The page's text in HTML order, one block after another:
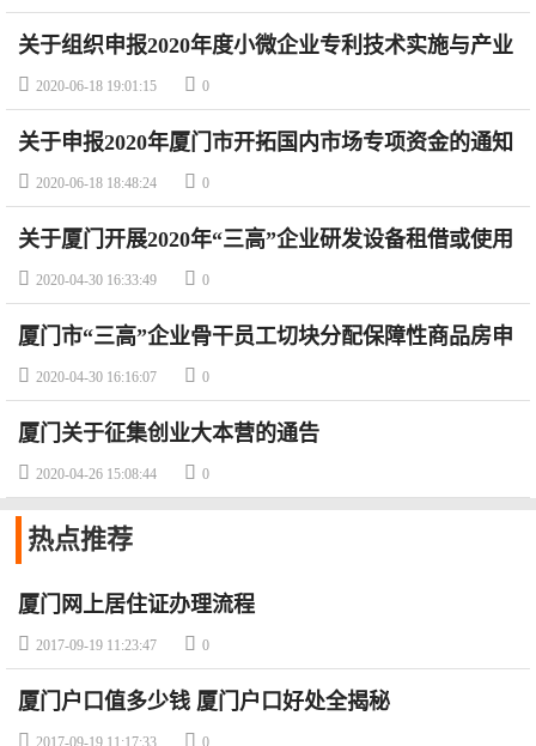
关于组织申报2020年度小微企业专利技术实施与产业
化项目补助的通知
 2020-06-18 19:01:15  0
关于申报2020年厦门市开拓国内市场专项资金的通知
 2020-06-18 18:48:24  0
关于厦门开展2020年“三高”企业研发设备租借或使用
补贴申报工作的通知
 2020-04-30 16:33:49  0
厦门市“三高”企业骨干员工切块分配保障性商品房申
报指南
 2020-04-30 16:16:07  0
厦门关于征集创业大本营的通告
 2020-04-26 15:08:44  0
热点推荐
厦门网上居住证办理流程
 2017-09-19 11:23:47  0
厦门户口值多少钱 厦门户口好处全揭秘
 2017-09-19 11:17:33  0